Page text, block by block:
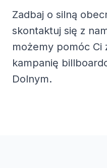
Zadbaj o silną
skontaktuj się z
możemy pomóc Ci
kampanię
Dolnym.